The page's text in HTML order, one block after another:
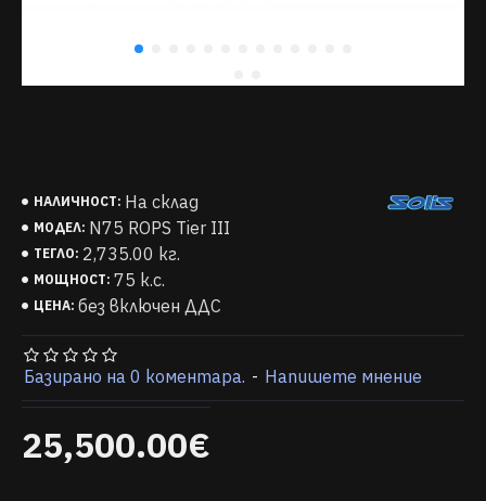
НАЛИЧНОСТ: На склад
МОДЕЛ: N75 ROPS Tier III
ТЕГЛО: 2,735.00 кг.
МОЩНОСТ: 75 к.с.
ЦЕНА: без включен ДДС
Базирано на 0 коментара. - Напишете мнение
25,500.00€